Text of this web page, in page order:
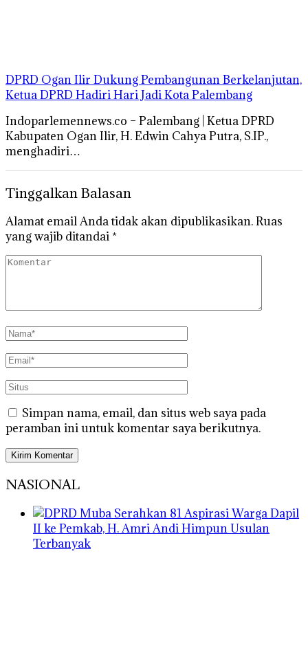
DPRD Ogan Ilir Dukung Pembangunan Berkelanjutan,
Ketua DPRD Hadiri Hari Jadi Kota Palembang
Indoparlemennews.co – Palembang | Ketua DPRD
Kabupaten Ogan Ilir, H. Edwin Cahya Putra, S.IP.,
menghadiri…
Tinggalkan Balasan
Alamat email Anda tidak akan dipublikasikan.Ruas
yang wajib ditandai *
Simpan nama, email, dan situs web saya pada
peramban ini untuk komentar saya berikutnya.
NASIONAL